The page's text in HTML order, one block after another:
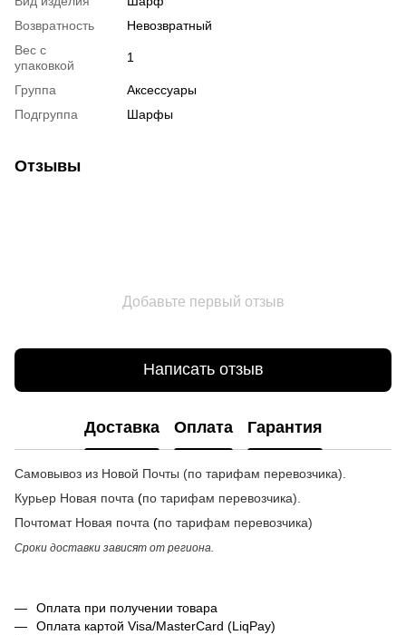
Возвратность
Невозвратный
Вес с
упаковкой
1
Группа
Аксессуары
Подгруппа
Шарфы
Отзывы
Добавьте первый отзыв
Написать отзыв
Доставка Оплата Гарантия
Самовывоз из Новой Почты (по тарифам перевозчика).
Курьер Новая почта (по тарифам перевозчика).
Почтомат Новая почта (по тарифам перевозчика)
Сроки доставки зависят от региона.
Оплата при получении товара
Оплата картой Visa/MasterCard (LiqPay)